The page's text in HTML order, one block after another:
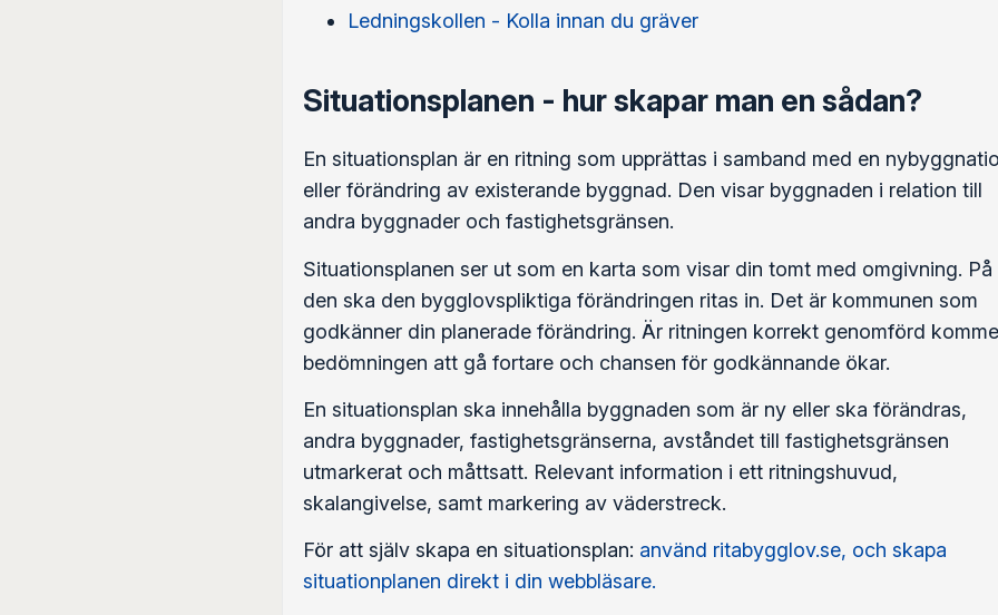
Ledningskollen - Kolla innan du gräver
Situationsplanen - hur skapar man en sådan?
En situationsplan är en ritning som upprättas i samband med en
eller förändring av existerande byggnad. Den visar byggnaden i relation till
andra byggnader och fastighetsgränsen.
Situationsplanen ser ut som en karta som visar din tomt med omgivning. På
den ska den bygglovspliktiga förändringen ritas in. Det är kommunen som
godkänner din planerade förändring. Är ritningen korrekt genomförd
bedömningen att gå fortare och chansen för godkännande ökar.
En situationsplan ska innehålla byggnaden som är ny eller ska förändras,
andra byggnader, fastighetsgränserna, avståndet till fastighetsgränsen
utmarkerat och måttsatt. Relevant information i ett ritningshuvud,
skalangivelse, samt markering av väderstreck.
För att själv skapa en situationsplan: använd ritabygglov.se, och skapa
situationplanen direkt i din webbläsare.